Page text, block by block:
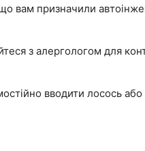
вам призначили
з алергологом для
вводити лосось або